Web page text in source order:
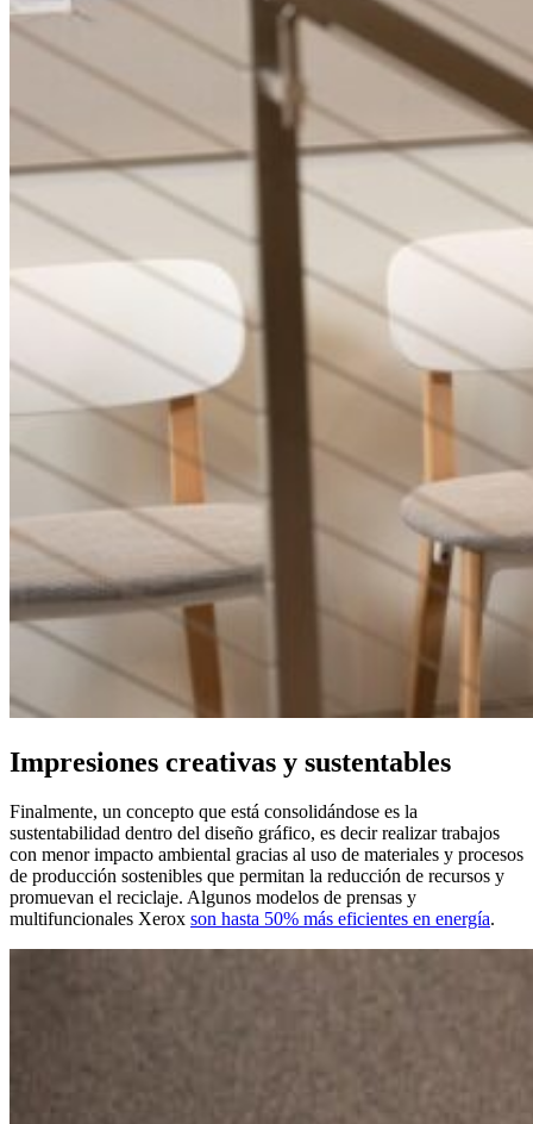
Impresiones creativas y sustentables
Finalmente, un concepto que está consolidándose es la
sustentabilidad dentro del diseño gráfico, es decir realizar trabajos
con menor impacto ambiental gracias al uso de materiales y procesos
de producción sostenibles que permitan la reducción de recursos y
promuevan el reciclaje. Algunos modelos de prensas y
multifuncionales Xerox son hasta 50% más eficientes en energía.